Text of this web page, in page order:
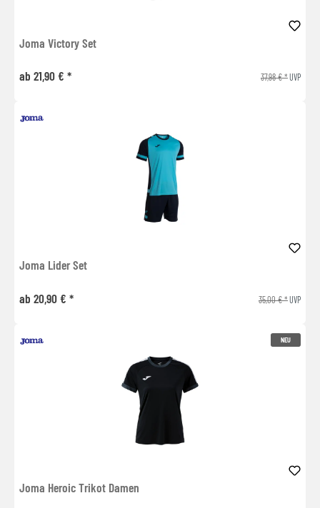
Joma Victory Set
ab 21,90 € * 37,98 € *UVP
Joma Lider Set
ab 20,90 € * 35,00 € *UVP
NEU
Joma Heroic Trikot Damen